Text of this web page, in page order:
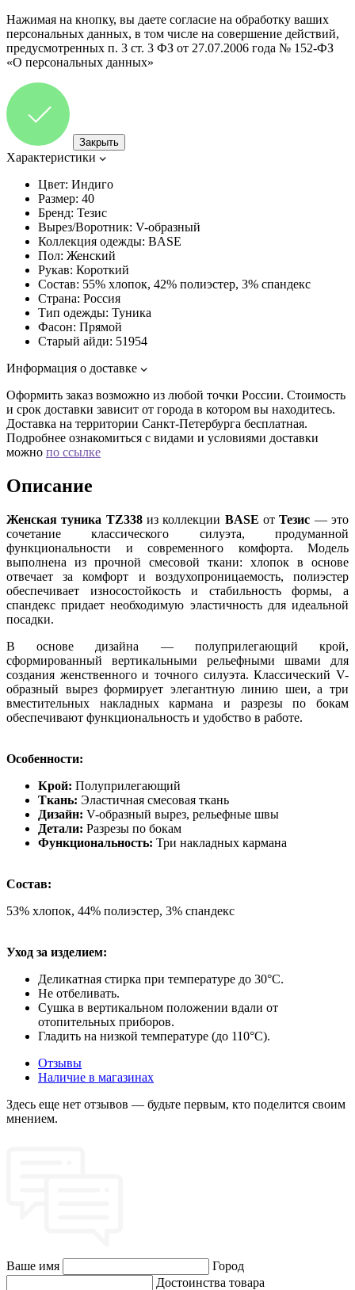
Нажимая на кнопку, вы даете согласие на обработку ваших
персональных данных, в том числе на совершение действий,
предусмотренных п. 3 ст. 3 ФЗ от 27.07.2006 года № 152-ФЗ
«О персональных данных»
Закрыть
Характеристики
Цвет: Индиго
Размер: 40
Бренд: Тезис
Вырез/Воротник: V-образный
Коллекция одежды: BASE
Пол: Женский
Рукав: Короткий
Состав: 55% хлопок, 42% полиэстер, 3% спандекс
Страна: Россия
Тип одежды: Туника
Фасон: Прямой
Старый айди: 51954
Информация о доставке
Оформить заказ возможно из любой точки России. Стоимость
и срок доставки зависит от города в котором вы находитесь.
Доставка на территории Санкт-Петербурга бесплатная.
Подробнее ознакомиться с видами и условиями доставки
можно по ссылке
Описание
Женская туника TZ338из коллекции BASE отТезис — это
сочетание классического силуэта, продуманной
функциональности и современного комфорта. Модель
выполнена из прочной смесовой ткани: хлопок в основе
отвечает за комфорт и воздухопроницаемость, полиэстер
обеспечивает износостойкость и стабильность формы, а
спандекс придает необходимую эластичность для идеальной
посадки.
В основе дизайна — полуприлегающий крой,
сформированный вертикальными рельефными швами для
создания женственного и точного силуэта. Классический V-
образный вырез формирует элегантную линию шеи, а три
вместительных накладных кармана и разрезы по бокам
обеспечивают функциональность и удобство в работе.
Особенности:
Крой: Полуприлегающий
Ткань: Эластичная смесовая ткань
Дизайн: V-образный вырез, рельефные швы
Детали: Разрезы по бокам
Функциональность: Три накладных кармана
Состав:
53% хлопок, 44% полиэстер, 3% спандекс
Уход за изделием:
Деликатная стирка при температуре до 30°C.
Не отбеливать.
Сушка в вертикальном положении вдали от
отопительных приборов.
Гладить на низкой температуре (до 110°C).
Отзывы
Наличие в магазинах
Здесь еще нет отзывов — будьте первым, кто поделится своим
мнением.
Ваше имя
Город
Достоинства товара